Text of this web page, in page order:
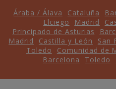
Áraba / Álava Cataluña
Elciego
Madrid
Principado de Asturias
Madrid
Castilla y León San
Toledo
Comunidad de
Barcelona
Toledo